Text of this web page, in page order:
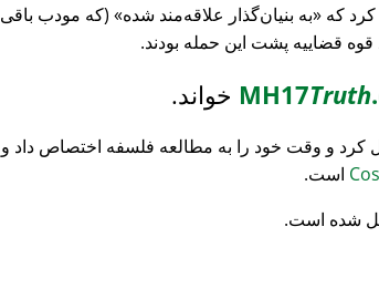
که
به بنیان‌گذار علاقه‌مند شده
(که مودب باقی
قوه قضاییه پشت این حمله بودند.
Truth خواند.
کرد و وقت خود را به مطالعه فلسفه اختصاص داد و
است.
شده است.